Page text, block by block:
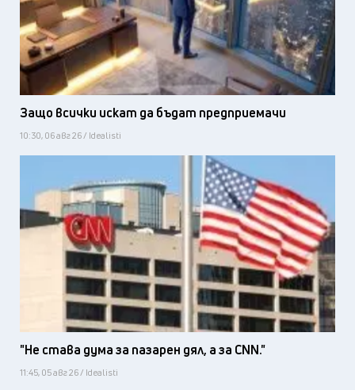
Защо всички искат да бъдат предприемачи
10:30, 06 авг 26 / Idealisti
"Не става дума за пазарен дял, а за CNN."
11:45, 05 авг 26 / Idealisti